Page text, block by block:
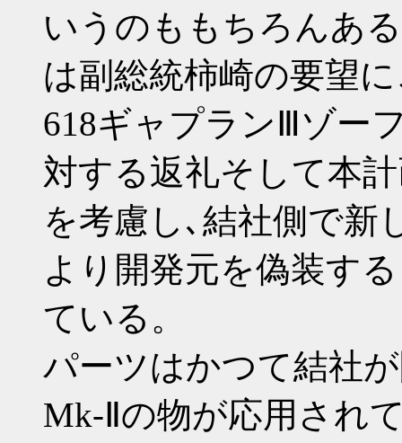
いうのももちろんあ
は副総統柿崎の要望
618ギャプランⅢゾー
対する返礼そして本
を考慮し､結社側で新
より開発元を偽装す
ている。
パーツはかつて結社
Mk-Ⅱの物が応用され